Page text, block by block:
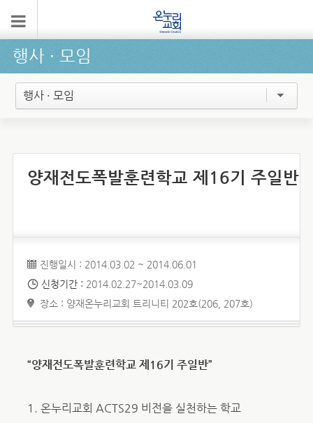
행사 ∙ 모임
행사 · 모임
양재전도폭발훈련학교 제16기 주일반
진행일시 : 2014.03.02 ~ 2014.06.01
신청기간 : 2014.02.27~2014.03.09
장소 : 양재온누리교회 트리니티 202호(206, 207호)
“양재전도폭발훈련학교 제16기 주일반”
1. 온누리교회 ACTS29 비전을 실천하는 학교